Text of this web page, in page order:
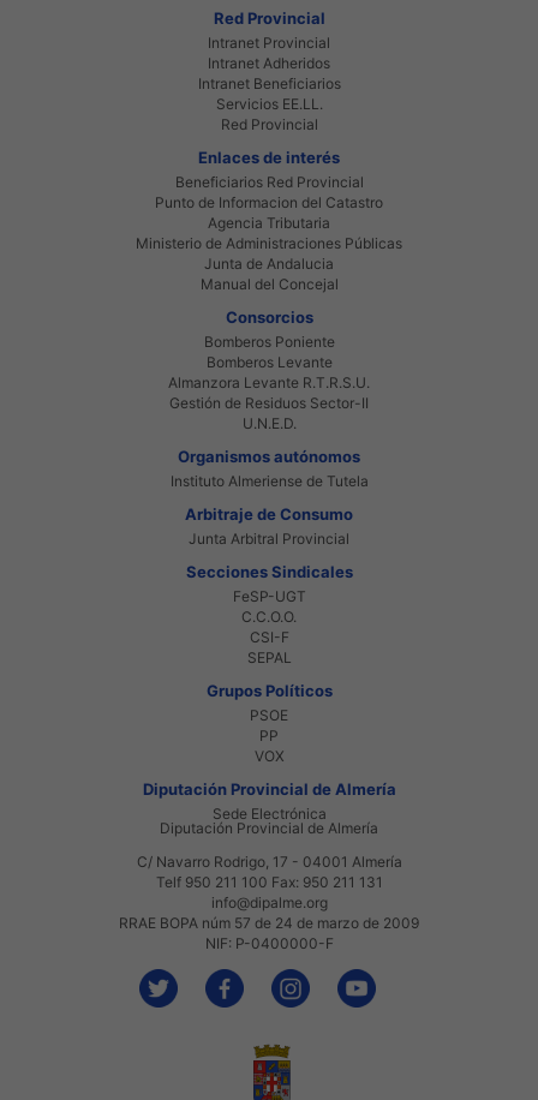
Red Provincial
Intranet Provincial
Intranet Adheridos
Intranet Beneficiarios
Servicios EE.LL.
Red Provincial
Enlaces de interés
Beneficiarios Red Provincial
Punto de Informacion del Catastro
Agencia Tributaria
Ministerio de Administraciones Públicas
Junta de Andalucia
Manual del Concejal
Consorcios
Bomberos Poniente
Bomberos Levante
Almanzora Levante R.T.R.S.U.
Gestión de Residuos Sector-II
U.N.E.D.
Organismos autónomos
Instituto Almeriense de Tutela
Arbitraje de Consumo
Junta Arbitral Provincial
Secciones Sindicales
FeSP-UGT
C.C.O.O.
CSI-F
SEPAL
Grupos Políticos
PSOE
PP
VOX
Diputación Provincial de Almería
Sede Electrónica
Diputación Provincial de Almería
C/ Navarro Rodrigo, 17 - 04001 Almería
Telf 950 211 100 Fax: 950 211 131
info@dipalme.org
RRAE BOPA núm 57 de 24 de marzo de 2009
NIF: P-0400000-F